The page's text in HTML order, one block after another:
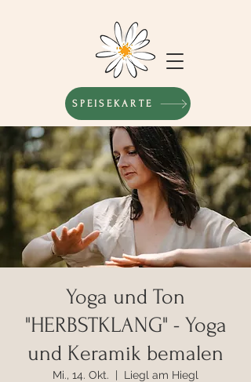
SPEISEKARTE
Yoga und Ton
"HERBSTKLANG" - Yoga
und Keramik bemalen
Mi., 14. Okt. Liegl am Hiegl